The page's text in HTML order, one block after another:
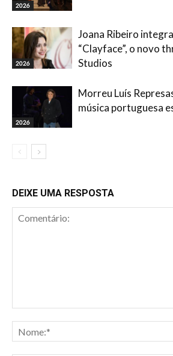
2026
2026
Joana Ribeiro
“Clayface”, o novo
Studios
2026
Morreu Luís
música portuguesa
DEIXE UMA RESPOSTA